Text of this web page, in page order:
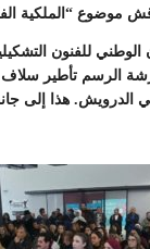
الوطني للفنون
الرسم تأطير
هذا إلى جانب